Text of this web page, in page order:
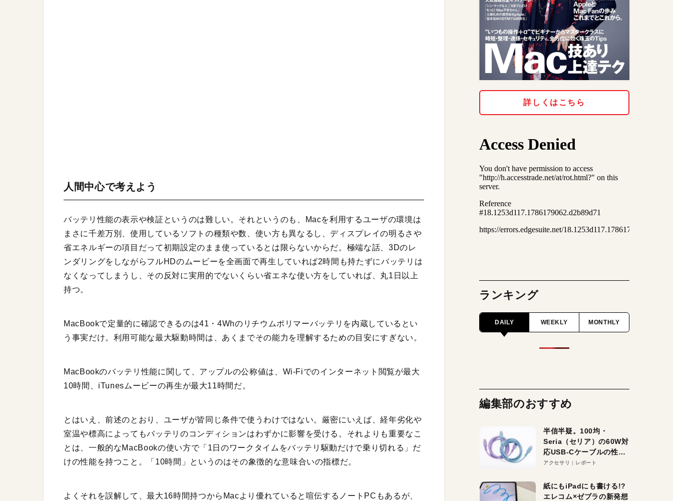
人間中心で考えよう
バッテリ性能の表示や検証というのは難しい。それというのも、Macを利用するユーザの環境は
まさに千差万別、使用しているソフトの種類や数、使い方も異なるし、ディスプレイの明るさや
省エネルギーの項目だって初期設定のまま使っているとは限らないからだ。極端な話、3Dのレ
ンダリングをしながらフルHDのムービーを全画面で再生していれば2時間も持たずにバッテリは
なくなってしまうし、その反対に実用的でないくらい省エネな使い方をしていれば、丸1日以上
持つ。
MacBookで定量的に確認できるのは41・4Whのリチウムポリマーバッテリを内蔵しているとい
う事実だけ。利用可能な最大駆動時間は、あくまでその能力を理解するための目安にすぎない。
MacBookのバッテリ性能に関して、アップルの公称値は、Wi-Fiでのインターネット閲覧が最大
10時間、iTunesムービーの再生が最大11時間だ。
とはいえ、前述のとおり、ユーザが皆同じ条件で使うわけではない。厳密にいえば、経年劣化や
室温や標高によってもバッテリのコンディションはわずかに影響を受ける。それよりも重要なこ
とは、一般的なMacBookの使い方で「1日のワークタイムをバッテリ駆動だけで乗り切れる」だ
けの性能を持つこと。「10時間」というのはその象徴的な意味合いの指標だ。
よくそれを誤解して、最大16時間持つからMacより優れていると喧伝するノートPCもあるが、
詳しくはこちら
ランキング
DAILY WEEKLY MONTHLY
編集部のおすすめ
半信半疑。100均・
Seria（セリア）の60W対
応USB-Cケーブルの性能
を検証。超コスパの1本を
アクセサリ レポート
紙にもiPadにも書ける!?
エレコム×ゼブラの新発想